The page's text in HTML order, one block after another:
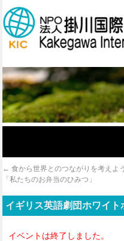
← 食から世界とのつながりを考えよう
「私たちのお弁当のひみつ」
イギリス英語劇団ホワイ
イベントは終了しました。